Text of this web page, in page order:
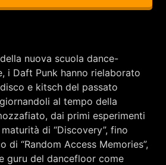
DALLE COMUNITA'
nuova scuola dance-
i Daft Punk hanno rielaborato
e kitsch del passato
al tempo della
dai primi esperimenti
di “Discovery”, fino
di “Random Access Memories”,
guru del dancefloor come